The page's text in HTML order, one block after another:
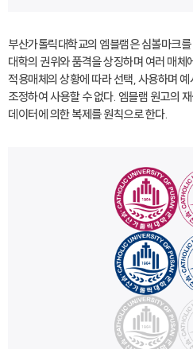
부산가톨릭대학교의 엠블램은 심볼마크
대학의 권위와 품격을 상징하며 여러 매체
적용매체의 상황에 따라 선택, 사용하며
조정하여 사용할 수 없다. 엠블램 원고의
데이터에 의한 복제를 원칙으로 한다.